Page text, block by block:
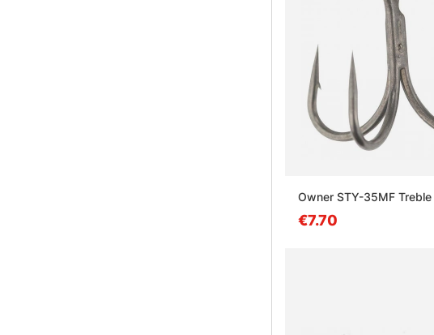
Owner STY-35MF Treble
€7.70